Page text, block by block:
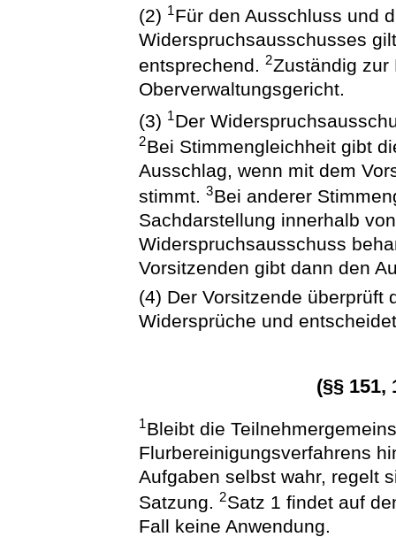
(2) 1Für den Ausschluss und
Widerspruchsausschusses
entsprechend.2Zuständig zur
Oberverwaltungsgericht.
(3) 1Der
2Bei Stimmengleichheit gibt
Ausschlag, wenn mit dem
stimmt.3Bei anderer
Sachdarstellung innerhalb
Widerspruchsausschuss
Vorsitzenden gibt dann den
(4) Der Vorsitzende überprüft
Widersprüche und
(§§ 151,
1Bleibt die
Flurbereinigungsverfahrens
Aufgaben selbst wahr, regelt
Satzung.2Satz 1 findet auf
Fall keine Anwendung.